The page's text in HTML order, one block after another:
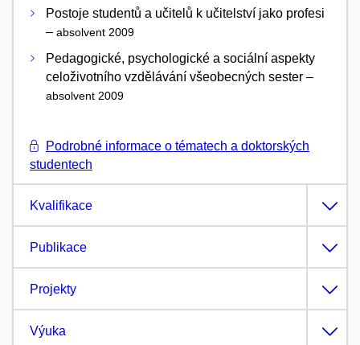
Postoje studentů a učitelů k učitelství jako profesi
– absolvent 2009
Pedagogické, psychologické a sociální aspekty
celoživotního vzdělávání všeobecných sester –
absolvent 2009
Podrobné informace o tématech a doktorských
studentech
Kvalifikace
Publikace
Projekty
Výuka